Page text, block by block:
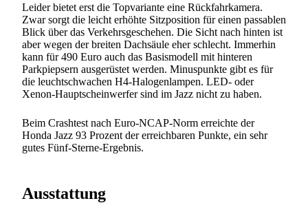
Leider bietet erst die Topvariante eine Rückfahrkamera.
Zwar sorgt die leicht erhöhte Sitzposition für einen passablen
Blick über das Verkehrsgeschehen. Die Sicht nach hinten ist
aber wegen der breiten Dachsäule eher schlecht. Immerhin
kann für 490 Euro auch das Basismodell mit hinteren
Parkpiepsern ausgerüstet werden. Minuspunkte gibt es für
die leuchtschwachen H4-Halogenlampen. LED- oder
Xenon-Hauptscheinwerfer sind im Jazz nicht zu haben.
Beim Crashtest nach Euro-NCAP-Norm erreichte der
Honda Jazz 93 Prozent der erreichbaren Punkte, ein sehr
gutes Fünf-Sterne-Ergebnis.
Ausstattung